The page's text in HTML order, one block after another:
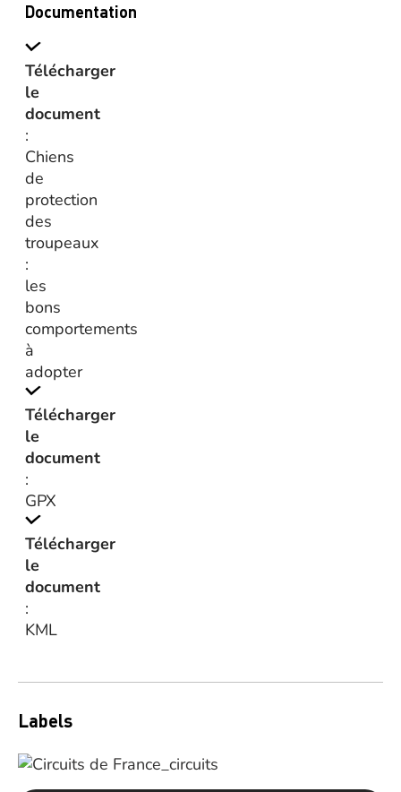
Documentation
Télécharger
le
document
:
Chiens
de
protection
des
troupeaux
:
les
bons
comportements
à
adopter
Télécharger
le
document
:
GPX
Télécharger
le
document
:
KML
Labels